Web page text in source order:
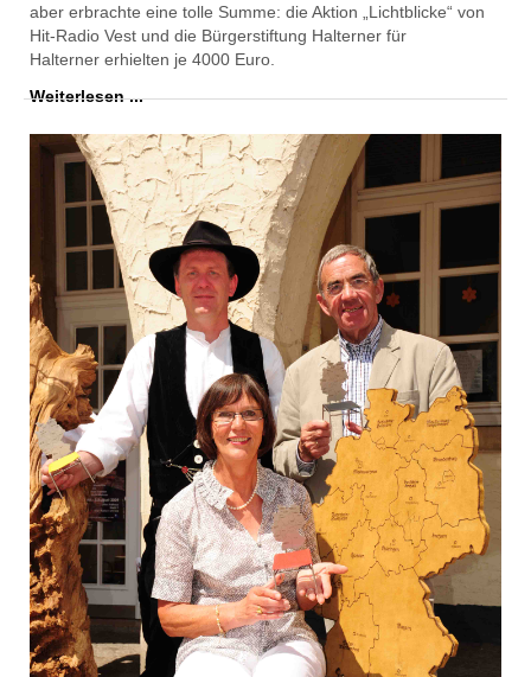
aber erbrachte eine tolle Summe: die Aktion „Lichtblicke“ von
Hit-Radio Vest und die Bürgerstiftung Halterner für
Halterner erhielten je 4000 Euro.
Weiterlesen ...